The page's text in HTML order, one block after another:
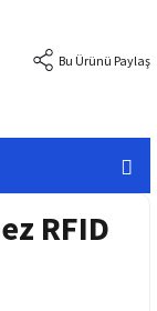
Bu Ürünü Paylaş
RFID